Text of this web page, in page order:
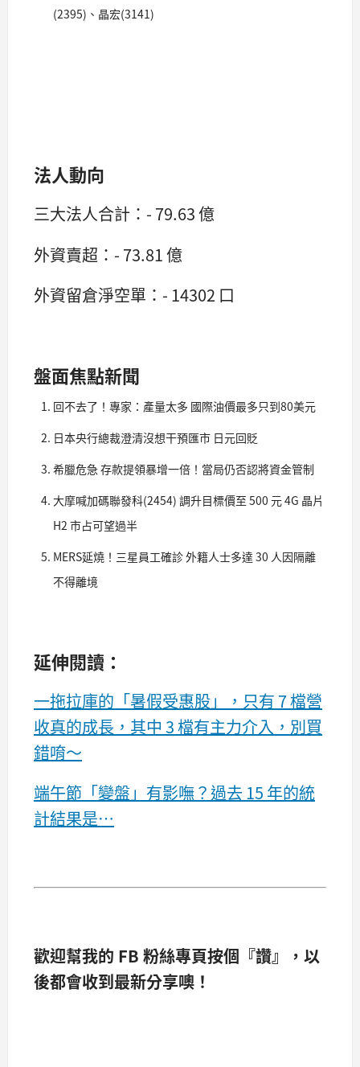
(2395)、晶宏(3141)
法人動向
三大法人合計：- 79.63 億
外資賣超：- 73.81 億
外資留倉淨空單：- 14302 口
盤面焦點新聞
回不去了！專家：產量太多 國際油價最多只到80美元
日本央行總裁澄清沒想干預匯市 日元回貶
希臘危急 存款提領暴增一倍！當局仍否認將資金管制
大摩喊加碼聯發科(2454) 調升目標價至 500 元 4G 晶片
H2 市占可望過半
MERS延燒！三星員工確診 外籍人士多達 30 人因隔離
不得離境
延伸閱讀：
一拖拉庫的「暑假受惠股」，只有 7 檔營
收真的成長，其中 3 檔有主力介入，別買
錯唷～
端午節「變盤」有影嘸？過去 15 年的統
計結果是…
歡迎幫我的 FB 粉絲專頁按個『讚』，以
後都會收到最新分享噢！